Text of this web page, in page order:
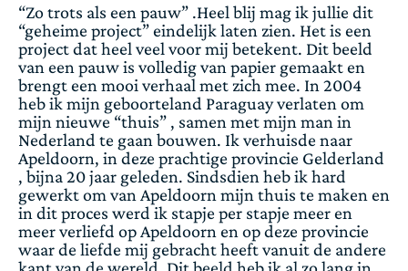
“Zo trots als een pauw” .Heel blij mag ik jullie dit
“geheime project” eindelijk laten zien. Het is een
project dat heel veel voor mij betekent. Dit beeld
van een pauw is volledig van papier gemaakt en
brengt een mooi verhaal met zich mee. In 2004
heb ik mijn geboorteland Paraguay verlaten om
mijn nieuwe “thuis” , samen met mijn man in
Nederland te gaan bouwen. Ik verhuisde naar
Apeldoorn, in deze prachtige provincie Gelderland
, bijna 20 jaar geleden. Sindsdien heb ik hard
gewerkt om van Apeldoorn mijn thuis te maken en
in dit proces werd ik stapje per stapje meer en
meer verliefd op Apeldoorn en op deze provincie
waar de liefde mij gebracht heeft vanuit de andere